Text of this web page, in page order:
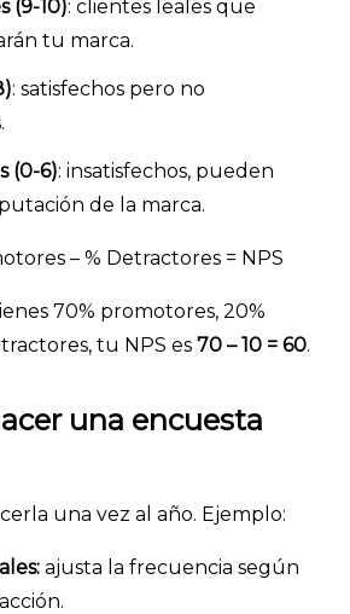
tu encuesta
NPS
recursos humanos
satisfacción de cliente
de mercados
(9-10): clientes leales que
tu marca.
: satisfechos pero no
(0-6): insatisfechos, pueden
de la marca.
– % Detractores = NPS
70% promotores, 20%
tu NPS es 70 – 10 = 60.
una encuesta
una vez al año. Ejemplo:
ajusta la frecuencia según